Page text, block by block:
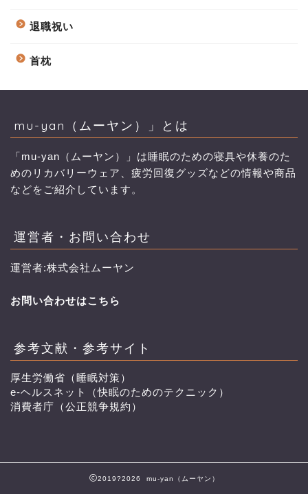
退職祝い
首枕
mu-yan（ムーヤン）」とは
「mu-yan（ムーヤン）」は睡眠のための寝具や休養のた
めのリカバリーウェア、疲労回復グッズなどの情報や商品
などをご紹介しています。
運営者・お問い合わせ
運営者:株式会社ムーヤン
お問い合わせはこちら
参考文献・参考サイト
厚生労働省（睡眠対策）
e-ヘルスネット（快眠のためのテクニック）
消費者庁（公正競争規約）
2019?2026 mu-yan（ムーヤン）